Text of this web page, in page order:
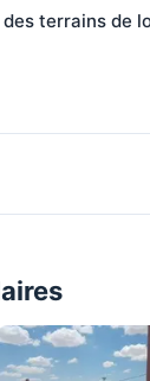
terrains de